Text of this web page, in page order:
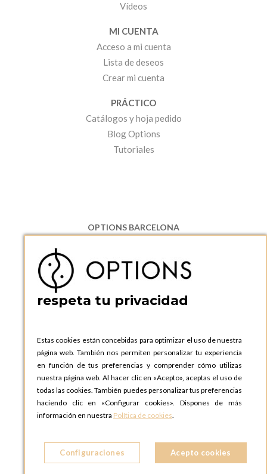
Vídeos
MI CUENTA
Acceso a mi cuenta
Lista de deseos
Crear mi cuenta
PRÁCTICO
Catálogos y hoja pedido
Blog Options
Tutoriales
OPTIONS BARCELONA
08130 Santa Perpetua de Moguda, Barcelona
ESPAñA
Teléfono:
+34 935 724 041
OPTIONS BARCELONA SHOWROOM
ESPAñA
Teléfono:+34 935 724 041
OPTIONS MADRID
C. Lucio Emilio Cándido, 6,
28803 Alcalá de Henares, Madrid
ESPAñA
OPTIONS MADRID SHOWROOM
respeta tu privacidad
Estas cookies están concebidas para optimizar el uso de nuestra
página web. También nos permiten personalizar tu experiencia
en función de tus preferencias y comprender cómo utilizas
nuestra página web. Al hacer clic en «Acepto», aceptas el uso de
todas las cookies. También puedes personalizar tus preferencias
haciendo clic en «Configurar cookies». Dispones de más
información en nuestra Política de cookies.
Configuraciones Acepto cookies